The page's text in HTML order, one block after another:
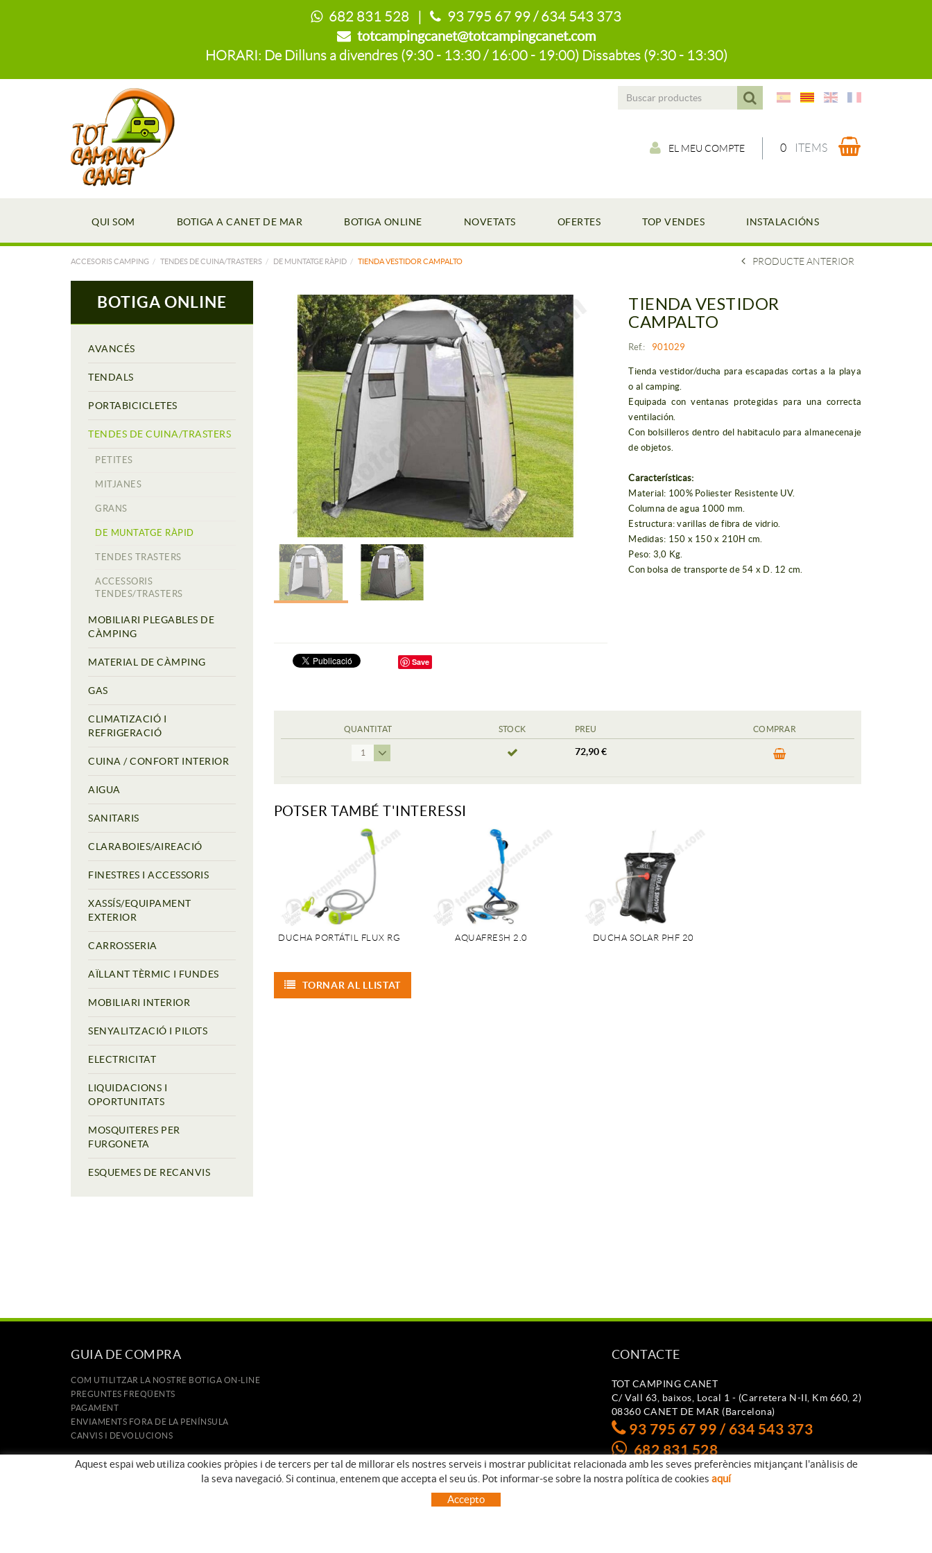
682 831 528 |
93 795 67 99 / 634 543 373
totcampingcanet@totcampingcanet.com
HORARI: De Dilluns a divendres (9:30 - 13:30 / 16:00 - 19:00) Dissabtes (9:30 - 13:30)
EL MEU COMPTE 0 ITEMS
QUI SOM BOTIGA A CANET DE MAR BOTIGA ONLINE NOVETATS OFERTES TOP VENDES INSTALACIÓNS
ACCESORIS CAMPING TENDES DE CUINA/TRASTERS DE MUNTATGE RÀPID TIENDA VESTIDOR CAMPALTO
BOTIGA ONLINE
AVANCÉS
TENDALS
PORTABICICLETES
TENDES DE CUINA/TRASTERS
PETITES
MITJANES
GRANS
DE MUNTATGE RÀPID
TENDES TRASTERS
ACCESSORIS
TENDES/TRASTERS
MOBILIARI PLEGABLES DE
CÀMPING
MATERIAL DE CÀMPING
GAS
CLIMATIZACIÓ I
REFRIGERACIÓ
CUINA / CONFORT INTERIOR
AIGUA
SANITARIS
CLARABOIES/AIREACIÓ
FINESTRES I ACCESSORIS
XASSÍS/EQUIPAMENT
EXTERIOR
CARROSSERIA
AÏLLANT TÈRMIC I FUNDES
MOBILIARI INTERIOR
SENYALITZACIÓ I PILOTS
ELECTRICITAT
LIQUIDACIONS I
OPORTUNITATS
MOSQUITERES PER
FURGONETA
ESQUEMES DE RECANVIS
PRODUCTE ANTERIOR
Save
TIENDA VESTIDOR
CAMPALTO
Ref.: 901029
Tienda vestidor/ducha para escapadas cortas a la playa
o al camping.
Equipada con ventanas protegidas para una correcta
ventilación.
Con bolsilleros dentro del habitaculo para almanecenaje
de objetos.
Características:
Material: 100% Poliester Resistente UV.
Columna de agua 1000 mm.
Estructura: varillas de fibra de vidrio.
Medidas: 150 x 150 x 210H cm.
Peso: 3,0 Kg.
Con bolsa de transporte de 54 x D. 12 cm.
QUANTITAT STOCK PREU COMPRAR
1 72,90 €
POTSER TAMBÉ T'INTERESSI
DUCHA PORTÁTIL FLUX RG AQUAFRESH 2.0 DUCHA SOLAR PHF 20
TORNAR AL LLISTAT
GUIA DE COMPRA
COM UTILITZAR LA NOSTRE BOTIGA ON-LINE
PREGUNTES FREQÜENTS
PAGAMENT
ENVIAMENTS FORA DE LA PENÍNSULA
CANVIS I DEVOLUCIONS
INICI
CONTACTE
TOT CAMPING CANET
C/ Vall 63, baixos, Local 1 - (Carretera N-II, Km 660, 2)
08360 CANET DE MAR (Barcelona)
93 795 67 99 / 634 543 373
682 831 528
totcampingcanet@totcampingcanet.com
Aquest espai web utiliza cookies pròpies i de tercers per tal de millorar els nostres serveis i mostrar publicitat relacionada amb les seves preferències mitjançant l'anàlisis de
la seva navegació. Si continua, entenem que accepta el seu ús. Pot informar-se sobre la nostra política de cookies aquí
Accepto